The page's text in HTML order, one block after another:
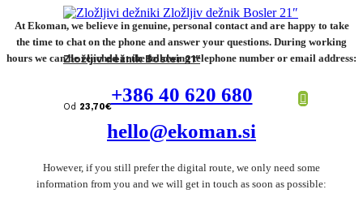
Zložljiv dežnik Bosler 21″
Od 23,70€
At Ekoman, we believe in genuine, personal contact and are happy to take
the time to chat on the phone and answer your questions. During working
hours we can be reached at the following telephone number or email address:
+386 40 620 680
hello@ekoman.si
However, if you still prefer the digital route, we only need some
information from you and we will get in touch as soon as possible: